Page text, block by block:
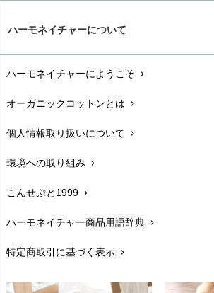
配送と送料chevron_right
在庫状況と発送予定chevron_right
サイズ・寸法chevron_right
生地・素材chevron_right
お手入れについて
レビューを書こうchevron_right
返品交換chevron_right
FAXでのご注文
ハーモネイチャーについて
ハーモネイチャーにようこそ chevron_right
オーガニックコットンとは chevron_right
個人情報取り扱いについて chevron_right
環境への取り組み chevron_right
こんせぷと1999 chevron_right
ハーモネイチャー商品用語辞典 chevron_right
特定商取引に基づく表示 chevron_right